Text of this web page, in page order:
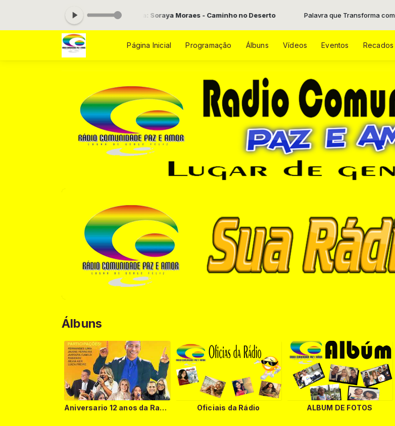
Tocando agora: Soraya Moraes - Caminho no Deserto Palavra que Transforma com PAULO das
Página Inicial Programação Álbuns Vídeos Eventos Recados
Álbuns
Aniversario 12 anos da Radio Oficiais da Rádio ALBUM DE FOTOS